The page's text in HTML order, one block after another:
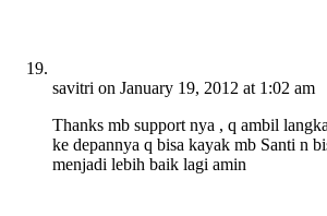
savitri on January 19, 2012 at 1:02 am
Thanks mb support nya , q ambil
ke depannya q bisa kayak mb Santi n
menjadi lebih baik lagi amin